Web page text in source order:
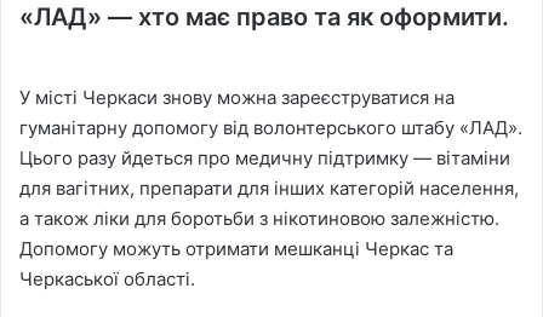
«ЛАД» — хто має право та як оформити.
У місті Черкаси знову можна зареєструватися на
гуманітарну допомогу від волонтерського штабу «ЛАД».
Цього разу йдеться про медичну підтримку — вітаміни
для вагітних, препарати для інших категорій населення,
а також ліки для боротьби з нікотиновою залежністю.
Допомогу можуть отримати мешканці Черкас та
Черкаської області.